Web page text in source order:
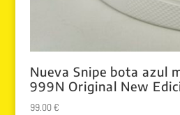
Nueva Snipe bota azul
999N Original New
99.00€